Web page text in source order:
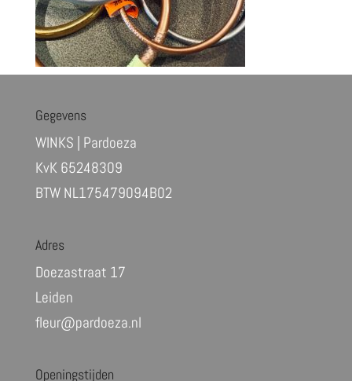
Gegevens
WINKS | Pardoeza
KvK 65248309
BTW NL175479094B02
Adres
Doezastraat 17
Leiden
fleur@pardoeza.nl
Openingstijden